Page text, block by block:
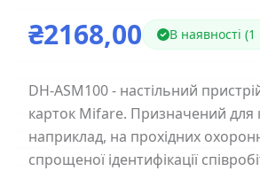
₴2168,00 В наявності
DH-ASM100 - настільний
карток Mifare. Призначений для
наприклад, на прохідних
спрощеної ідентифікації